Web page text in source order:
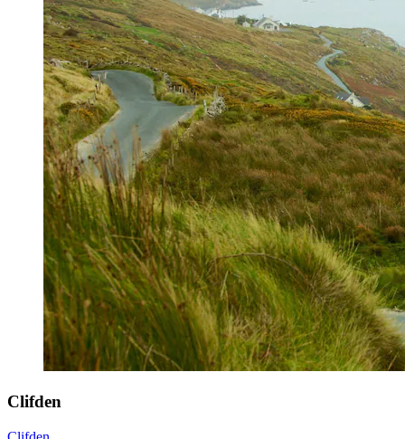
Clifden